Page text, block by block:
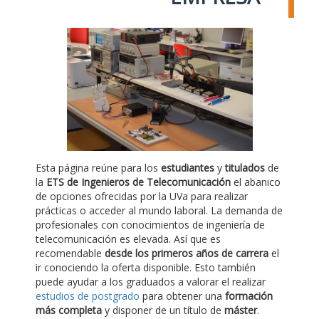
Esta página reúne para los estudiantes ytitulados de
la ETS de Ingenieros de Telecomunicación el abanico
de opciones ofrecidas por la UVa para realizar
prácticas o acceder al mundo laboral. La demanda de
profesionales con conocimientos de ingeniería de
telecomunicación es elevada. Así que es
recomendable desde los primeros años de carrera el
ir conociendo la oferta disponible. Esto también
puede ayudar a los graduados a valorar el realizar
estudios de postgrado para obtener una formación
más completa y disponer de un título de máster.